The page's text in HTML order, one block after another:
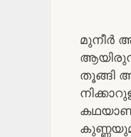
മുനീർ
തൂങ്ങി